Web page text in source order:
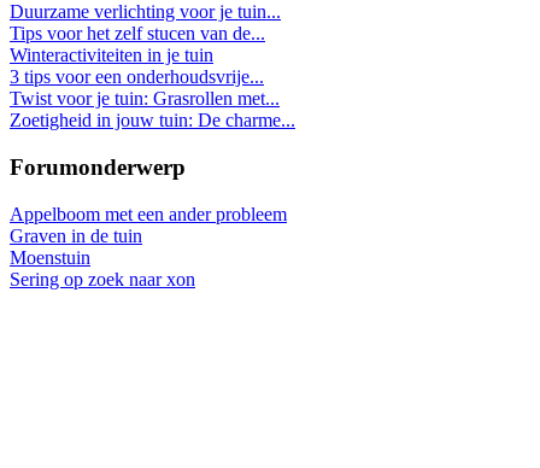
Duurzame verlichting voor je tuin...
Tips voor het zelf stucen van de...
Winteractiviteiten in je tuin
3 tips voor een onderhoudsvrije...
Twist voor je tuin: Grasrollen met...
Zoetigheid in jouw tuin: De charme...
Forumonderwerp
Appelboom met een ander probleem
Graven in de tuin
Moenstuin
Sering op zoek naar xon